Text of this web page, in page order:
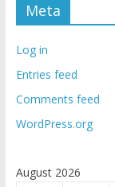
Meta
Log in
Entries feed
Comments feed
WordPress.org
August 2026